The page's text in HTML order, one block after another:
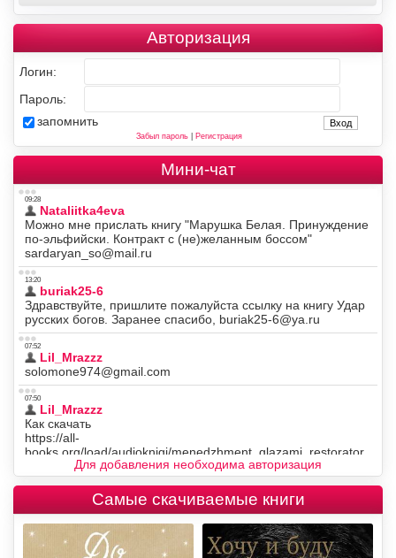
Авторизация
Логин:
Пароль:
запомнить
Забыл пароль| Регистрация
Мини-чат
Для добавления необходима авторизация
Самые скачиваемые книги